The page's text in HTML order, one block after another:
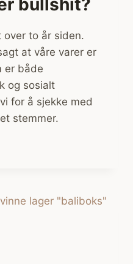
to år siden.
at våre varer er
er både
og sosialt
for å sjekke med
stemmer.